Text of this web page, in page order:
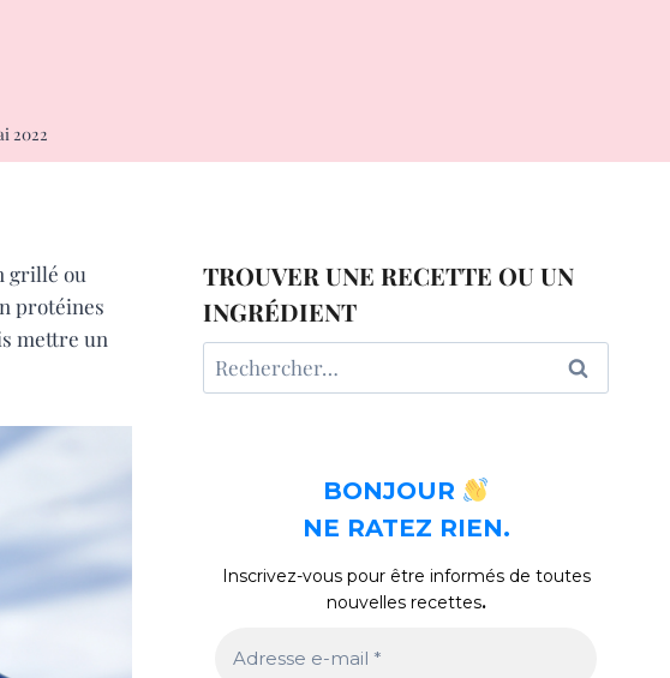
2022
grillé ou
protéines
mettre un
TROUVER UNE RECETTE OU UN
INGRÉDIENT
Rechercher :
BONJOUR
NE RATEZ RIEN.
Inscrivez-vous pour être informés de toutes
nouvelles recettes.